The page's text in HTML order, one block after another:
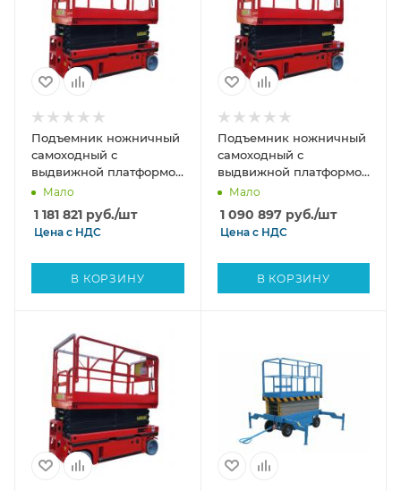
Подъемник ножничный
самоходный с
выдвижной платформой
аккумуляторный 320 кг,
10/12 м, 24/330 В/Ач TOR
AMSL1012 Li-ion DC
Мало
1 181 821 руб./шт
Цена с НДС
В КОРЗИНУ
Подъемник ножничный
самоходный с
выдвижной платформой
аккумуляторный 320 кг,
10/12 м, 24/200 В/Ач TOR
AMSL1012 DC
Мало
1 090 897руб./шт
Цена с НДС
В КОРЗИНУ